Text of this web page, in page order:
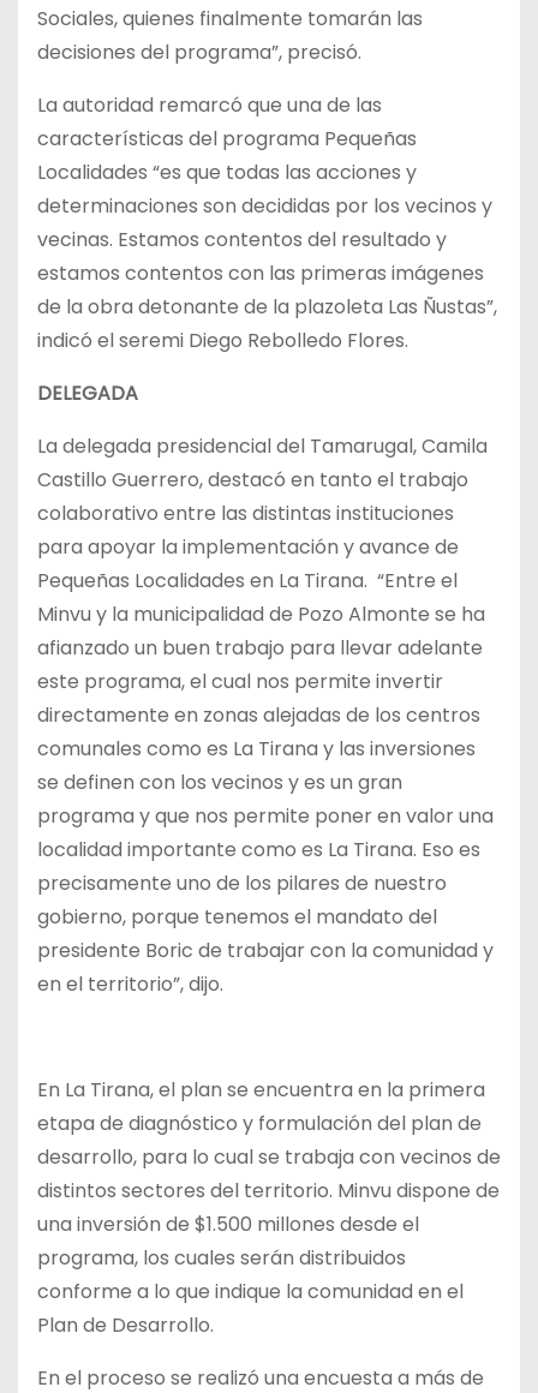
Sociales, quienes finalmente tomarán las
decisiones del programa”, precisó.
La autoridad remarcó que una de las
características del programa Pequeñas
Localidades “es que todas las acciones y
determinaciones son decididas por los vecinos y
vecinas. Estamos contentos del resultado y
estamos contentos con las primeras imágenes
de la obra detonante de la plazoleta Las Ñustas”,
indicó el seremi Diego Rebolledo Flores.
DELEGADA
La delegada presidencial del Tamarugal, Camila
Castillo Guerrero, destacó en tanto el trabajo
colaborativo entre las distintas instituciones
para apoyar la implementación y avance de
Pequeñas Localidades en La Tirana. “Entre el
Minvu y la municipalidad de Pozo Almonte se ha
afianzado un buen trabajo para llevar adelante
este programa, el cual nos permite invertir
directamente en zonas alejadas de los centros
comunales como es La Tirana y las inversiones
se definen con los vecinos y es un gran
programa y que nos permite poner en valor una
localidad importante como es La Tirana. Eso es
precisamente uno de los pilares de nuestro
gobierno, porque tenemos el mandato del
presidente Boric de trabajar con la comunidad y
en el territorio”, dijo.
En La Tirana, el plan se encuentra en la primera
etapa de diagnóstico y formulación del plan de
desarrollo, para lo cual se trabaja con vecinos de
distintos sectores del territorio. Minvu dispone de
una inversión de $1.500 millones desde el
programa, los cuales serán distribuidos
conforme a lo que indique la comunidad en el
Plan de Desarrollo.
En el proceso se realizó una encuesta a más de